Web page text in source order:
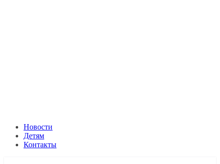
Новости
Детям
Контакты